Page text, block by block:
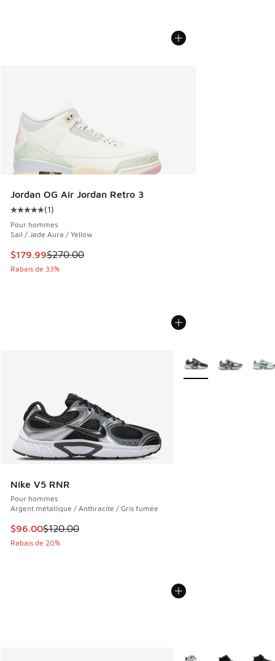
Jordan OG Air Jordan Retro 3
Cote moyenne du client - [5 sur 5 étoiles], 1 commentaires
(1)
Pour hommes
Sail / Jade Aura / Yellow
Cet article est en solde. Le prix est passé de $270.00 à
$179.99$270.00
Rabais de 33%
Nike V5 RNR
Pour hommes
Argent métallique / Anthracite / Gris fumée
Cet article est en solde. Le prix est passé de $120.00 à
$96.00$120.00
Rabais de 20%
Plus de couleurs
Plus de couleurs